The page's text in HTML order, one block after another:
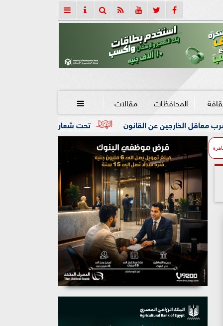
المحافظات مقالات 
تحت شعار «خدمة بيوت الله شرف».. محافظ القانون